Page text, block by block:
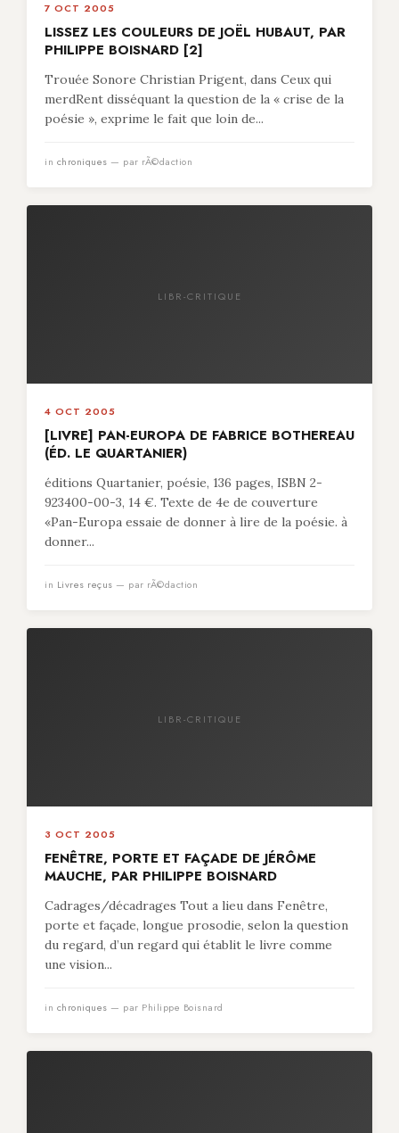
7 OCT 2005
LISSEZ LES COULEURS DE JOËL HUBAUT, PAR
PHILIPPE BOISNARD [2]
Trouée Sonore Christian Prigent, dans Ceux qui
merdRent disséquant la question de la « crise de la
poésie », exprime le fait que loin de...
in chroniques — par rÃ©daction
LIBR-CRITIQUE
4 OCT 2005
[LIVRE] PAN-EUROPA DE FABRICE BOTHEREAU
(ÉD. LE QUARTANIER)
éditions Quartanier, poésie, 136 pages, ISBN 2-
923400-00-3, 14 €. Texte de 4e de couverture
«Pan-Europa essaie de donner à lire de la poésie. à
donner...
in Livres reçus — par rÃ©daction
LIBR-CRITIQUE
3 OCT 2005
FENÊTRE, PORTE ET FAÇADE DE JÉRÔME
MAUCHE, PAR PHILIPPE BOISNARD
Cadrages/décadrages Tout a lieu dans Fenêtre,
porte et façade, longue prosodie, selon la question
du regard, d’un regard qui établit le livre comme
une vision...
in chroniques — par Philippe Boisnard